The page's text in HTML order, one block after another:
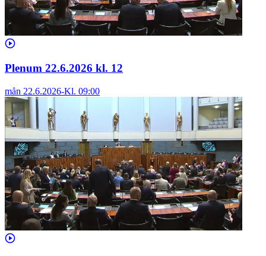
Plenum 22.6.2026 kl. 12
mån 22.6.2026-Kl. 09:00